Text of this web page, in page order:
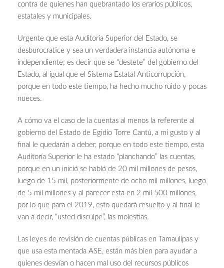
contra de quienes han quebrantado los erarios públicos,
estatales y municipales.
Urgente que esta Auditoria Superior del Estado, se
desburocratice y sea un verdadera instancia autónoma e
independiente; es decir que se “destete” del gobierno del
Estado, al igual que el Sistema Estatal Anticorrupción,
porque en todo este tiempo, ha hecho mucho ruido y pocas
nueces.
A cómo va el caso de la cuentas al menos la referente al
gobierno del Estado de Egidio Torre Cantú, a mi gusto y al
final le quedarán a deber, porque en todo este tiempo, esta
Auditoría Superior le ha estado “planchando” las cuentas,
porque en un inició se habló de 20 mil millones de pesos,
luego de 15 mil, posteriormente de ocho mil millones, luego
de 5 mil millones y al parecer esta en 2 mil 500 millones,
por lo que para el 2019, esto quedará resuelto y al final le
van a decir, “usted disculpe”, las molestias.
Las leyes de revisión de cuentas públicas en Tamaulipas y
que usa esta mentada ASE, están más bien para ayudar a
quienes desvían o hacen mal uso del recursos públicos